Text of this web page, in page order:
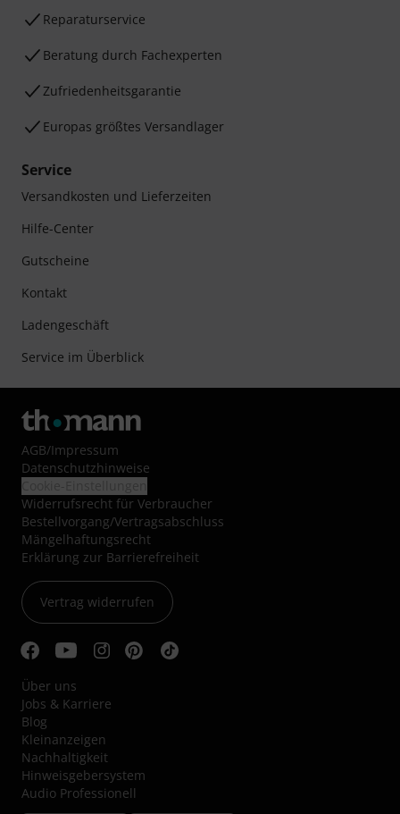
Reparaturservice
Beratung durch Fachexperten
Zufriedenheitsgarantie
Europas größtes Versandlager
Service
Versandkosten und Lieferzeiten
Hilfe-Center
Gutscheine
Kontakt
Ladengeschäft
Service im Überblick
AGB/Impressum
Datenschutzhinweise
Widerrufsrecht für Verbraucher
Bestellvorgang/Vertragsabschluss
Mängelhaftungsrecht
Erklärung zur Barrierefreiheit
Vertrag widerrufen
Über uns
Jobs & Karriere
Blog
Kleinanzeigen
Nachhaltigkeit
Hinweisgebersystem
Audio Professionell